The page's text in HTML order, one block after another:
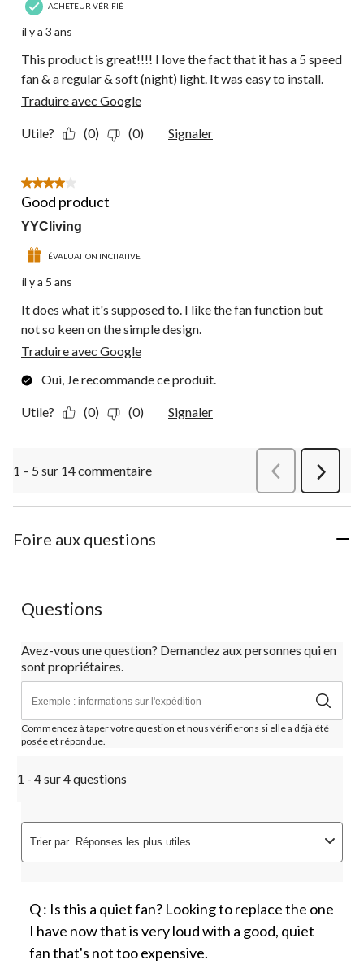
ACHETEUR VÉRIFIÉ
il y a 3 ans
This product is great!!!! I love the fact that it has a 5 speed
fan & a regular & soft (night) light. It was easy to install.
Traduire avec Google
Utile? (0) (0) Signaler
4 étoile(s) sur 5.
Good product
YYCliving
ÉVALUATION INCITATIVE
il y a 5 ans
It does what it's supposed to. I like the fan function but
not so keen on the simple design.
Traduire avec Google
Oui, Je recommande ce produit.
Utile? (0) (0) Signaler
1 – 5 sur 14 commentaire
Suivant
Foire aux questions
Questions
Avez-vous une question? Demandez aux personnes qui en
sont propriétaires.
Commencez à taper votre question et nous vérifierons si elle a déjà été
posée et répondue.
1 - 4 sur 4 questions
Trier par Réponses les plus utiles
Q : Is this a quiet fan? Looking to replace the one
I have now that is very loud with a good, quiet
fan that's not too expensive.